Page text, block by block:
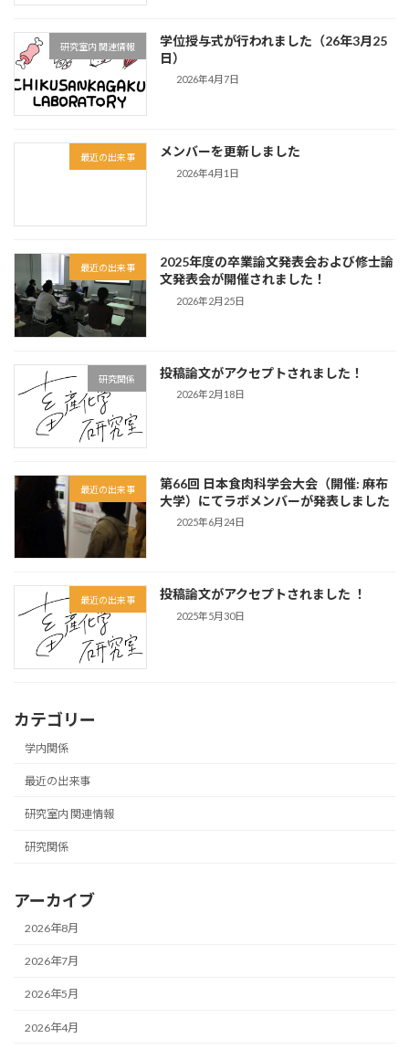
研究室内 関連情報
学位授与式が行われました（26年3月25
日）
2026年4月7日
最近の出来事 メンバーを更新しました
2026年4月1日
最近の出来事
2025年度の卒業論文発表会および修士論
文発表会が開催されました！
2026年2月25日
研究関係 投稿論文がアクセプトされました！
2026年2月18日
最近の出来事
第66回 日本食肉科学会大会（開催: 麻布
大学）にてラボメンバーが発表しました
2025年6月24日
最近の出来事 投稿論文がアクセプトされました ！
2025年5月30日
カテゴリー
学内関係
最近の出来事
研究室内 関連情報
研究関係
アーカイブ
2026年8月
2026年7月
2026年5月
2026年4月